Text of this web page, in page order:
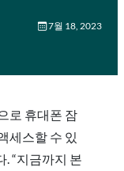
7월 18, 2023
로 휴대폰 잠
세스할 수 있
“지금까지 본